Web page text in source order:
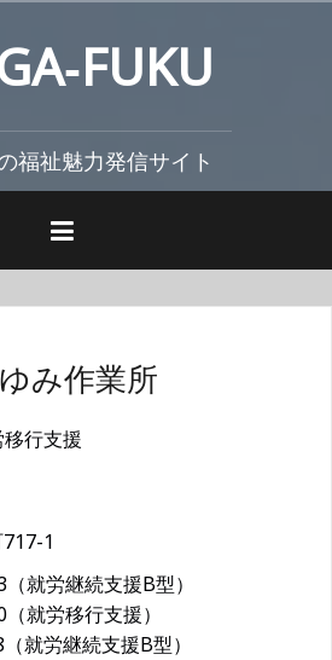
福祉魅力発信サイト
み作業所
行支援
1
就労継続支援B型）
就労移行支援）
就労継続支援B型）